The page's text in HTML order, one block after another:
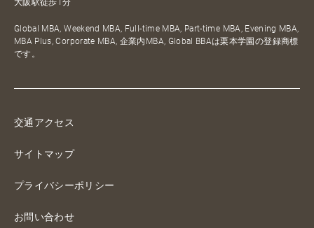
Global MBA, Weekend MBA, Full-time MBA, Part-time MBA, Evening MBA,
MBA Plus, Corporate MBA, 企業内MBA, Global BBAは栗本学園の登録商標
です。
交通アクセス
サイトマップ
プライバシーポリシー
お問い合わせ